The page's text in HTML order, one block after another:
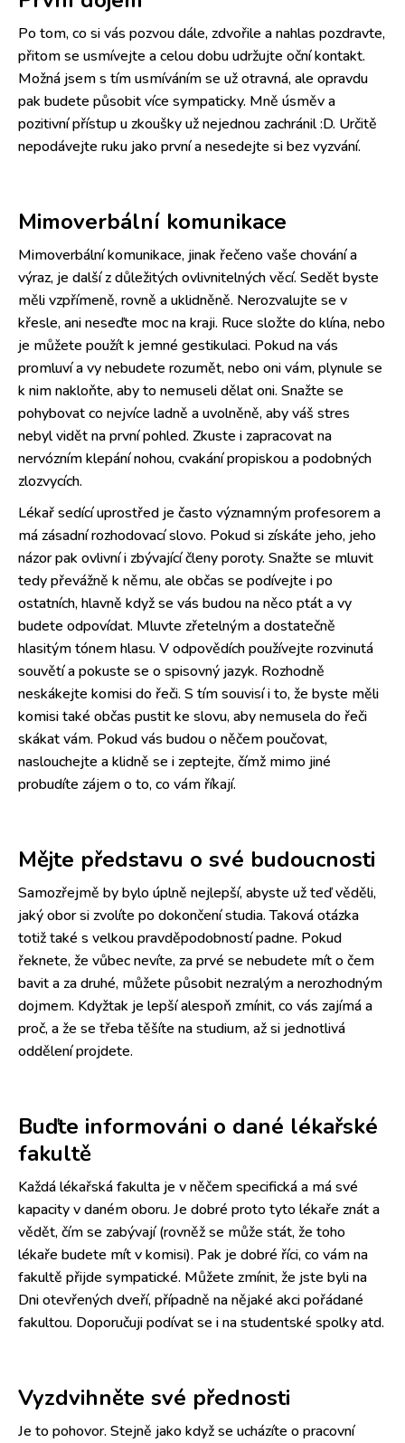
Po tom, co si vás pozvou dále, zdvořile a nahlas pozdravte,
přitom se usmívejte a celou dobu udržujte oční kontakt.
Možná jsem s tím usmíváním se už otravná, ale opravdu
pak budete působit více sympaticky. Mně úsměv a
pozitivní přístup u zkoušky už nejednou zachránil :D. Určitě
nepodávejte ruku jako první a nesedejte si bez vyzvání.
Mimoverbální komunikace
Mimoverbální komunikace, jinak řečeno vaše chování a
výraz, je další z důležitých ovlivnitelných věcí. Sedět byste
měli vzpřímeně, rovně a uklidněně. Nerozvalujte se v
křesle, ani neseďte moc na kraji. Ruce složte do klína, nebo
je můžete použít k jemné gestikulaci. Pokud na vás
promluví a vy nebudete rozumět, nebo oni vám, plynule se
k nim nakloňte, aby to nemuseli dělat oni. Snažte se
pohybovat co nejvíce ladně a uvolněně, aby váš stres
nebyl vidět na první pohled. Zkuste i zapracovat na
nervózním klepání nohou, cvakání propiskou a podobných
zlozvycích.
Lékař sedící uprostřed je často významným profesorem a
má zásadní rozhodovací slovo. Pokud si získáte jeho, jeho
názor pak ovlivní i zbývající členy poroty. Snažte se mluvit
tedy převážně k němu, ale občas se podívejte i po
ostatních, hlavně když se vás budou na něco ptát a vy
budete odpovídat. Mluvte zřetelným a dostatečně
hlasitým tónem hlasu. V odpovědích používejte rozvinutá
souvětí a pokuste se o spisovný jazyk. Rozhodně
neskákejte komisi do řeči. S tím souvisí i to, že byste měli
komisi také občas pustit ke slovu, aby nemusela do řeči
skákat vám. Pokud vás budou o něčem poučovat,
naslouchejte a klidně se i zeptejte, čímž mimo jiné
probudíte zájem o to, co vám říkají.
Mějte představu o své budoucnosti
Samozřejmě by bylo úplně nejlepší, abyste už teď věděli,
jaký obor si zvolíte po dokončení studia. Taková otázka
totiž také s velkou pravděpodobností padne. Pokud
řeknete, že vůbec nevíte, za prvé se nebudete mít o čem
bavit a za druhé, můžete působit nezralým a nerozhodným
dojmem. Kdyžtak je lepší alespoň zmínit, co vás zajímá a
proč, a že se třeba těšíte na studium, až si jednotlivá
oddělení projdete.
Buďte informováni o dané lékařské
fakultě
Každá lékařská fakulta je v něčem specifická a má své
kapacity v daném oboru. Je dobré proto tyto lékaře znát a
vědět, čím se zabývají (rovněž se může stát, že toho
lékaře budete mít v komisi). Pak je dobré říci, co vám na
fakultě přijde sympatické. Můžete zmínit, že jste byli na
Dni otevřených dveří, případně na nějaké akci pořádané
fakultou. Doporučuji podívat se i na studentské spolky atd.
Vyzdvihněte své přednosti
Je to pohovor. Stejně jako když se ucházíte o pracovní